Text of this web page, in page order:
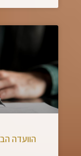
הוועדה